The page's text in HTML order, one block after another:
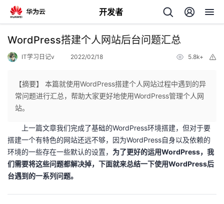
开发者
返
人
主
页
我
的
开
WordPress搭建个人网站后台问题汇总
IT学习日记v 2022/02/18 5.8k+
【摘要】 本篇就使用WordPress搭建个人网站过程中遇到的异
常问题进行汇总，帮助大家更好地使用WordPress管理个人网
站。
上一篇文章我们完成了基础的WordPress环境搭建，但对于要
搭建一个有特色的网站还远不够，因为WordPress自身以及依赖的
环境的一些存在一些默认的设置， 为了更好的运用WordPress，我
们需要将这些问题都解决掉，下面就来总结一下使用WordPress后
台遇到的一系列问题。